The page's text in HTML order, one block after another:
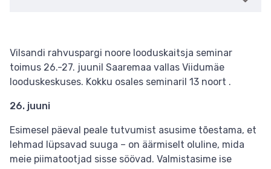
Vilsandi rahvuspargi noore looduskaitsja seminar
toimus 26.-27. juunil Saaremaa vallas Viidumäe
looduskeskuses. Kokku osales seminaril 13 noort .
26. juuni
Esimesel päeval peale tutvumist asusime tõestama, et
lehmad lüpsavad suuga – on äärmiselt oluline, mida
meie piimatootjad sisse söövad. Valmistasime ise